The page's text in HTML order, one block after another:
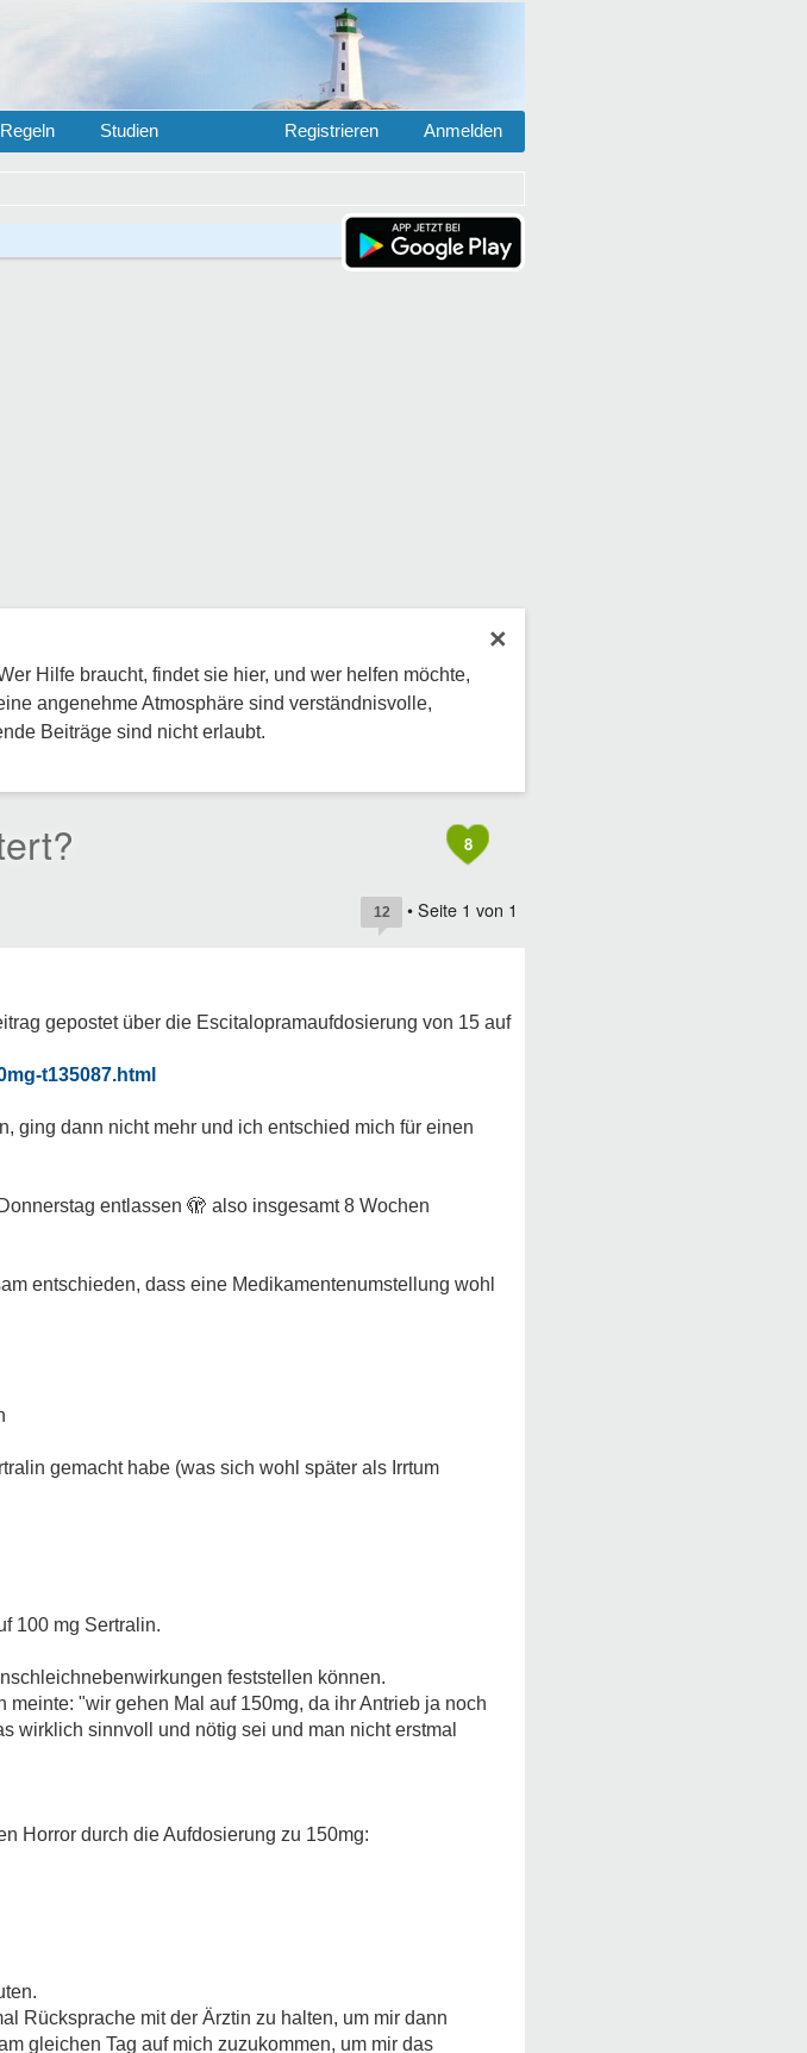
Studien Anmelden
Registrieren
×
Hilfe braucht, findet sie hier, und wer helfen möchte,
angenehme Atmosphäre sind verständnisvolle,
Beiträge sind nicht erlaubt.
8
12 • Seite 1 von 1
gepostet über die Escitalopramaufdosierung von 15 auf
t135087.html
ging dann nicht mehr und ich entschied mich für einen
entlassen 🫣 also insgesamt 8 Wochen
entschieden, dass eine Medikamentenumstellung wohl
gemacht habe (was sich wohl später als Irrtum
100 mg Sertralin.
feststellen können.
"wir gehen Mal auf 150mg, da ihr Antrieb ja noch
wirklich sinnvoll und nötig sei und man nicht erstmal
Horror durch die Aufdosierung zu 150mg:
Rücksprache mit der Ärztin zu halten, um mir dann
gleichen Tag auf mich zuzukommen, um mir das